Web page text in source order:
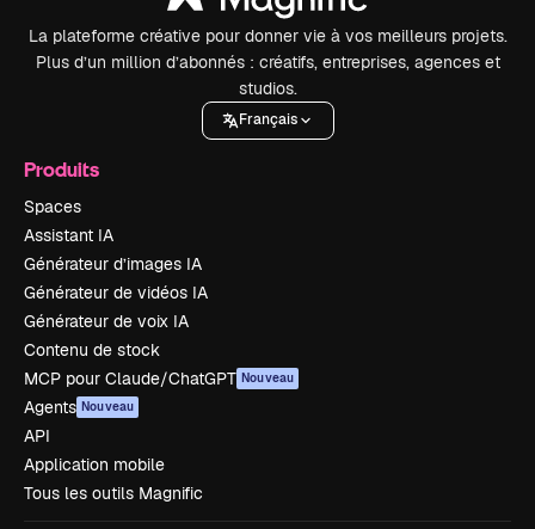
La plateforme créative pour donner vie à vos meilleurs projets.
Plus d’un million d’abonnés : créatifs, entreprises, agences et
studios.
Français
Produits
Spaces
Assistant IA
Générateur d’images IA
Générateur de vidéos IA
Générateur de voix IA
Contenu de stock
MCP pour Claude/ChatGPT Nouveau
Agents Nouveau
API
Application mobile
Tous les outils Magnific